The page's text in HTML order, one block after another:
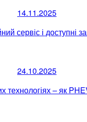
14.11.2025
сервіс і доступні
24.10.2025
технологіях – як